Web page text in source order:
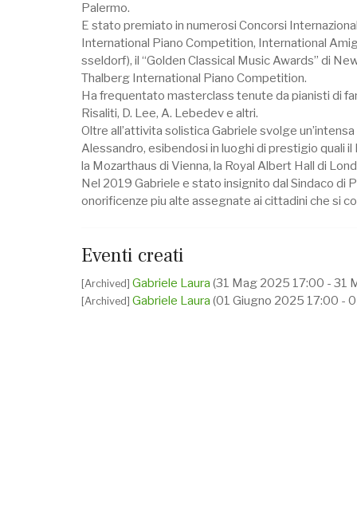
Palermo.
E stato premiato in numerosi Concorsi
International Piano Competition, International
sseldorf), il “Golden Classical Music Awards” di
Thalberg International Piano Competition.
Ha frequentato masterclass tenute da pianisti di
Risaliti, D. Lee, A. Lebedev e altri.
Oltre all’attivita solistica Gabriele svolge
Alessandro, esibendosi in luoghi di prestigio quali
la Mozarthaus di Vienna, la Royal Albert Hall di
Nel 2019 Gabriele e stato insignito dal Sindaco di
onorificenze piu alte assegnate ai cittadini che si
Eventi creati
[Archived] Gabriele Laura (31 Mag 2025 17:00 - 31
[Archived] Gabriele Laura (01 Giugno 2025 17:00 -